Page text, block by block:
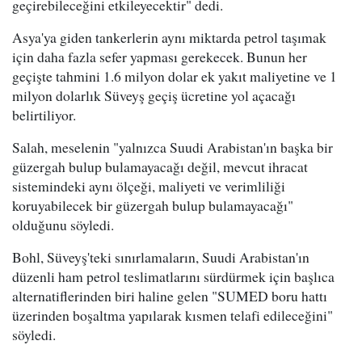
geçirebileceğini etkileyecektir" dedi.
Asya'ya giden tankerlerin aynı miktarda petrol taşımak
için daha fazla sefer yapması gerekecek. Bunun her
geçişte tahmini 1.6 milyon dolar ek yakıt maliyetine ve 1
milyon dolarlık Süveyş geçiş ücretine yol açacağı
belirtiliyor.
Salah, meselenin "yalnızca Suudi Arabistan'ın başka bir
güzergah bulup bulamayacağı değil, mevcut ihracat
sistemindeki aynı ölçeği, maliyeti ve verimliliği
koruyabilecek bir güzergah bulup bulamayacağı"
olduğunu söyledi.
Bohl, Süveyş'teki sınırlamaların, Suudi Arabistan'ın
düzenli ham petrol teslimatlarını sürdürmek için başlıca
alternatiflerinden biri haline gelen "SUMED boru hattı
üzerinden boşaltma yapılarak kısmen telafi edileceğini"
söyledi.